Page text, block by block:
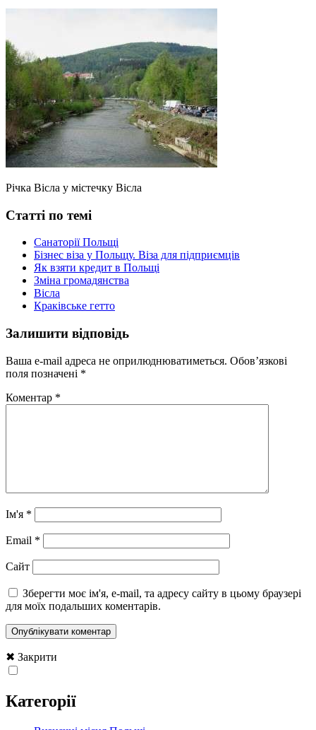
Річка Вісла у містечку Вісла
Статті по темі
Санаторії Польщі
Бізнес віза у Польщу. Віза для підприємців
Як взяти кредит в Польщі
Зміна громадянства
Вісла
Краківське гетто
Залишити відповідь
Ваша e-mail адреса не оприлюднюватиметься. Обов’язкові
поля позначені *
Коментар *
Ім'я *
Email *
Сайт
Зберегти моє ім'я, e-mail, та адресу сайту в цьому браузері
для моїх подальших коментарів.
✖ Закрити
Категорії